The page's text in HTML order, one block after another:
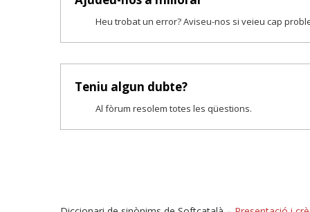
Heu trobat un error? Aviseu-nos si veieu cap
Teniu algun dubte?
Al fòrum resolem totes les qüestions.